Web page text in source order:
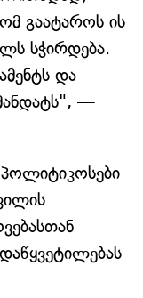
გაატაროს ის
სჭირდება.
და
—